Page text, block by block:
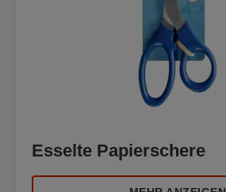
Esselte Papierschere